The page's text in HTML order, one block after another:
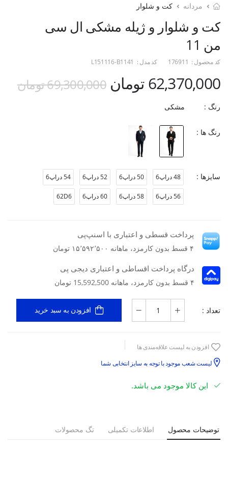
مردانه کت و شلوار
کت و شلوار و ژیله مشکی ال سی
من 11
کد محصول : 176911 کد مدل : L151116-B1141
62,370,000 تومان 69,300,000 تومان
رنگ : مشکی
رنگ ها :
سایزها : 48 دراپ6 50 دراپ6 52 دراپ6 54 دراپ6
56 دراپ6 58 دراپ6 60 دراپ6 62D6
پرداخت قسطی و اعتباری با اسنپ‌پی
۴ قسط بدون کارمزد، ماهانه ۱۵٬۵۹۲٬۵۰۰ تومان
درگاه پرداخت اقساطی و اعتباری دیجی پی
۴ قسط بدون کارمزد، ماهانه 15,592,500 تومان
تعداد : افزودن به سبد خرید
افزودن به لیست علاقه‌مندی ها
لیست شعب موجود با توجه به سایز انتخابی شما
این کالا موجود می باشد.
توضیحات محصول اطلاعات تکمیلی تگ محصولات